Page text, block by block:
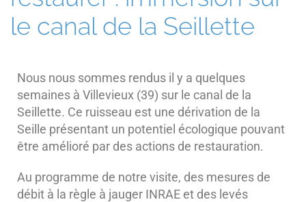
le canal de la Seillette
Nous nous sommes rendus il y a quelques
semaines à Villevieux (39) sur le canal de la
Seillette. Ce ruisseau est une dérivation de la
Seille présentant un potentiel écologique pouvant
être amélioré par des actions de restauration.
Au programme de notre visite, des mesures de
débit à la règle à jauger INRAE et des levés